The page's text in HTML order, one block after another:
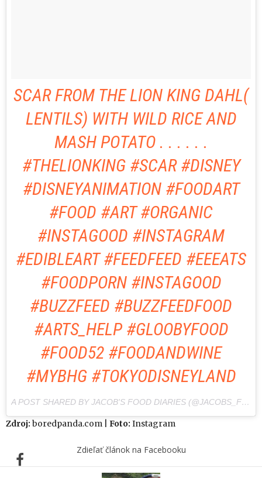
SCAR FROM THE LION KING DAHL(
LENTILS) WITH WILD RICE AND
MASH POTATO . . . . . .
#THELIONKING #SCAR #DISNEY
#DISNEYANIMATION #FOODART
#FOOD #ART #ORGANIC
#INSTAGOOD #INSTAGRAM
#EDIBLEART #FEEDFEED #EEEATS
#FOODPORN #INSTAGOOD
#BUZZFEED #BUZZFEEDFOOD
#ARTS_HELP #GLOOBYFOOD
#FOOD52 #FOODANDWINE
#MYBHG #TOKYODISNEYLAND
A POST SHARED BY JACOB'S FOOD DIARIES (@JACOBS_FOOD_DIARIES) ON
Zdroj: boredpanda.com | Foto: Instagram
Zdieľať článok na Facebooku